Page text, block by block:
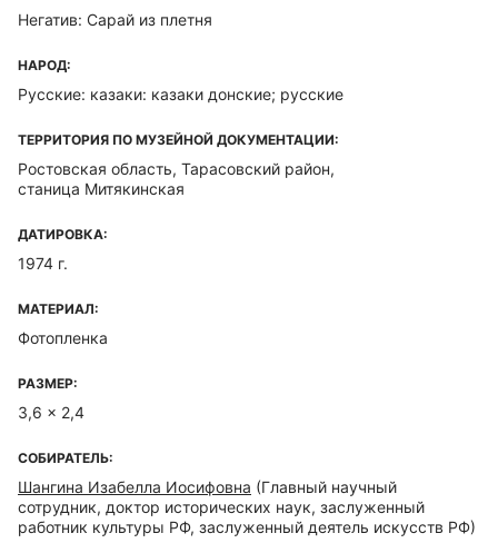
Негатив: Сарай из плетня
НАРОД:
Русские: казаки: казаки донские; русские
ТЕРРИТОРИЯ ПО МУЗЕЙНОЙ ДОКУМЕНТАЦИИ:
Ростовская область, Тарасовский район,
станица Митякинская
ДАТИРОВКА:
1974 г.
МАТЕРИАЛ:
Фотопленка
РАЗМЕР:
3,6 x 2,4
СОБИРАТЕЛЬ:
Шангина Изабелла Иосифовна (Главный научный
сотрудник, доктор исторических наук, заслуженный
работник культуры РФ, заслуженный деятель искусств РФ)